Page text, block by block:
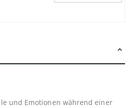
und Emotionen während einer